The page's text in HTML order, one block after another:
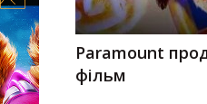
Paramount
фільм